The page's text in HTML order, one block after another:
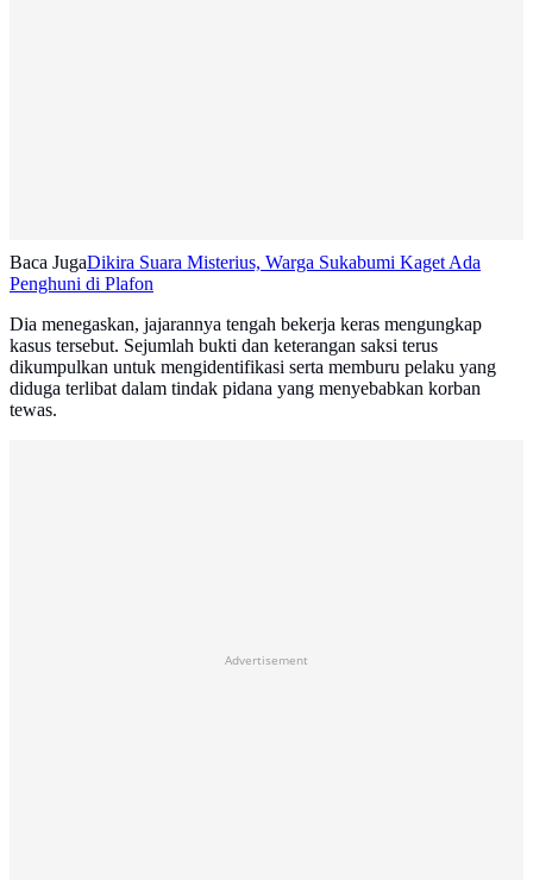
Baca JugaDikira Suara Misterius, Warga Sukabumi Kaget Ada
Penghuni di Plafon
Dia menegaskan, jajarannya tengah bekerja keras mengungkap
kasus tersebut. Sejumlah bukti dan keterangan saksi terus
dikumpulkan untuk mengidentifikasi serta memburu pelaku yang
diduga terlibat dalam tindak pidana yang menyebabkan korban
tewas.
Advertisement